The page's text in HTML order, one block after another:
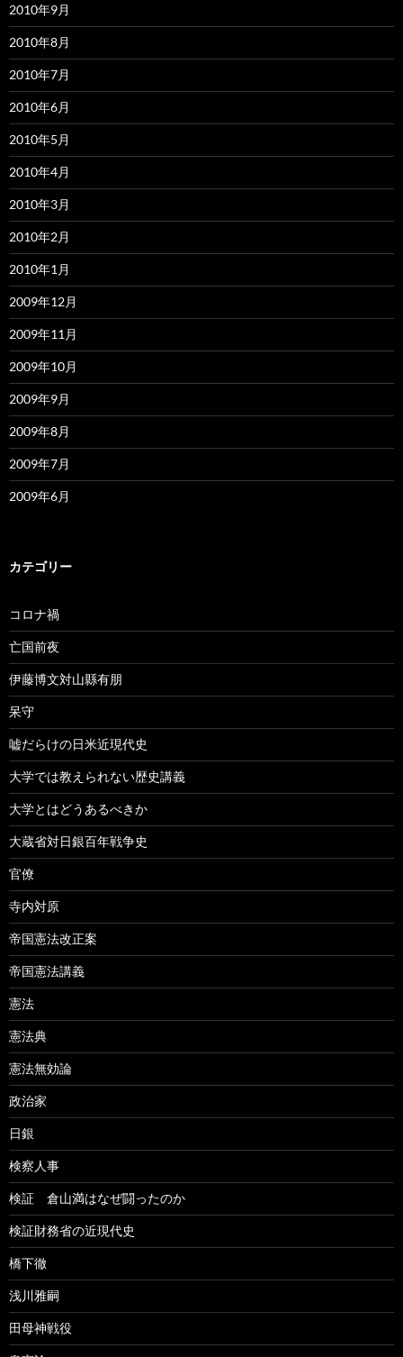
2010年9月
2010年8月
2010年7月
2010年6月
2010年5月
2010年4月
2010年3月
2010年2月
2010年1月
2009年12月
2009年11月
2009年10月
2009年9月
2009年8月
2009年7月
2009年6月
カテゴリー
コロナ禍
亡国前夜
伊藤博文対山縣有朋
呆守
嘘だらけの日米近現代史
大学では教えられない歴史講義
大学とはどうあるべきか
大蔵省対日銀百年戦争史
官僚
寺内対原
帝国憲法改正案
帝国憲法講義
憲法
憲法典
憲法無効論
政治家
日銀
検察人事
検証 倉山満はなぜ闘ったのか
検証財務省の近現代史
橋下徹
浅川雅嗣
田母神戦役